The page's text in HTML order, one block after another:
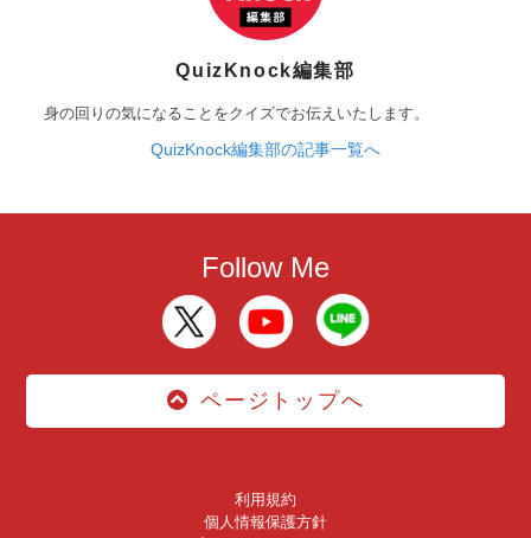
QuizKnock編集部
身の回りの気になることをクイズでお伝えいたします。
QuizKnock編集部の記事一覧へ
Follow Me
ページトップへ
利用規約
個人情報保護方針